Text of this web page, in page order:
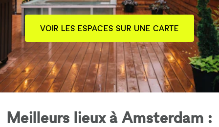
VOIR LES ESPACES SUR UNE CARTE
Meilleurs lieux à Amsterdam :